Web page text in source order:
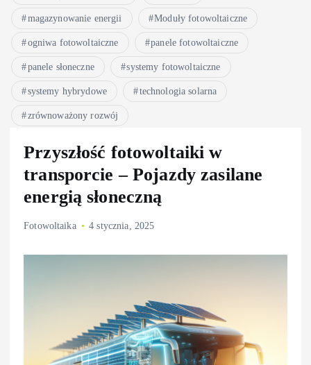
magazynowanie energii Moduły fotowoltaiczne
ogniwa fotowoltaiczne panele fotowoltaiczne
panele słoneczne systemy fotowoltaiczne
systemy hybrydowe technologia solarna
zrównoważony rozwój
Przyszłość fotowoltaiki w
transporcie – Pojazdy zasilane
energią słoneczną
Fotowoltaika 4 stycznia, 2025